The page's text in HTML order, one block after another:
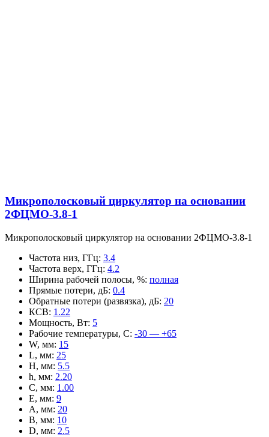
Микрополосковый циркулятор на основании
2ФЦМО-3.8-1
Микрополосковый циркулятор на основании 2ФЦМО-3.8-1
Частота низ, ГГц: 3.4
Частота верх, ГГц: 4.2
Ширина рабочей полосы, %: полная
Прямые потери, дБ: 0.4
Обратные потери (развязка), дБ: 20
КСВ: 1.22
Мощность, Вт: 5
Рабочие температуры, С: -30 — +65
W, мм: 15
L, мм: 25
H, мм: 5.5
h, мм: 2.20
C, мм: 1.00
E, мм: 9
A, мм: 20
B, мм: 10
D, мм: 2.5